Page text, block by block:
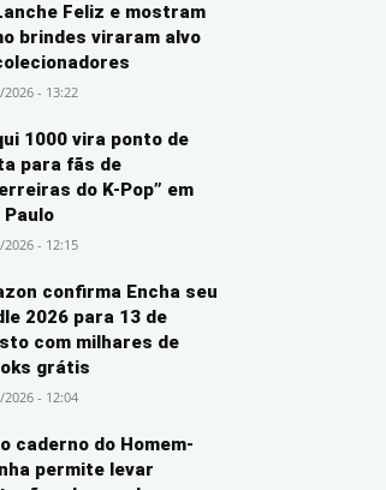
Feliz e mostram
brindes viraram alvo
2026 - 13:22
1000 vira ponto de
para fãs de
do K-Pop” em
Paulo
2026 - 12:15
confirma Encha seu
2026 para 13 de
com milhares de
grátis
2026 - 12:04
caderno do Homem-
permite levar